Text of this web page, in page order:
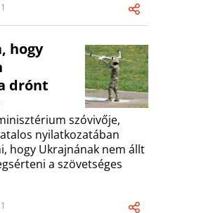
1
hogy
drónt
szóvivője,
nyilatkozatában
hogy Ukrajnának nem állt
a szövetséges
1